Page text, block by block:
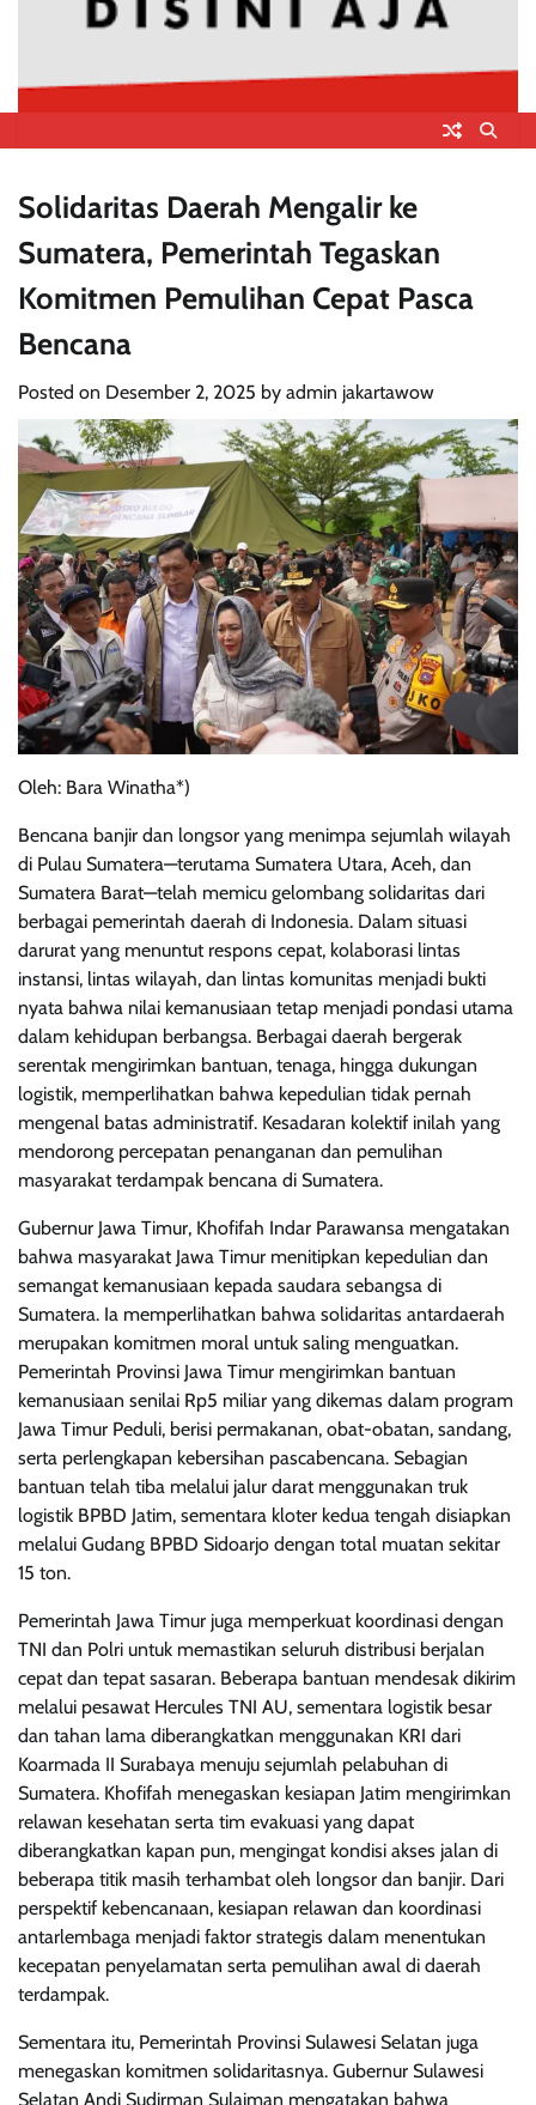
Solidaritas Daerah Mengalir ke
Sumatera, Pemerintah Tegaskan
Komitmen Pemulihan Cepat Pasca
Bencana
Posted on Desember 2, 2025 by admin jakartawow
Oleh: Bara Winatha*)
Bencana banjir dan longsor yang menimpa sejumlah wilayah
di Pulau Sumatera—terutama Sumatera Utara, Aceh, dan
Sumatera Barat—telah memicu gelombang solidaritas dari
berbagai pemerintah daerah di Indonesia. Dalam situasi
darurat yang menuntut respons cepat, kolaborasi lintas
instansi, lintas wilayah, dan lintas komunitas menjadi bukti
nyata bahwa nilai kemanusiaan tetap menjadi pondasi utama
dalam kehidupan berbangsa. Berbagai daerah bergerak
serentak mengirimkan bantuan, tenaga, hingga dukungan
logistik, memperlihatkan bahwa kepedulian tidak pernah
mengenal batas administratif. Kesadaran kolektif inilah yang
mendorong percepatan penanganan dan pemulihan
masyarakat terdampak bencana di Sumatera.
Gubernur Jawa Timur, Khofifah Indar Parawansa mengatakan
bahwa masyarakat Jawa Timur menitipkan kepedulian dan
semangat kemanusiaan kepada saudara sebangsa di
Sumatera. Ia memperlihatkan bahwa solidaritas antardaerah
merupakan komitmen moral untuk saling menguatkan.
Pemerintah Provinsi Jawa Timur mengirimkan bantuan
kemanusiaan senilai Rp5 miliar yang dikemas dalam program
Jawa Timur Peduli, berisi permakanan, obat-obatan, sandang,
serta perlengkapan kebersihan pascabencana. Sebagian
bantuan telah tiba melalui jalur darat menggunakan truk
logistik BPBD Jatim, sementara kloter kedua tengah disiapkan
melalui Gudang BPBD Sidoarjo dengan total muatan sekitar
15 ton.
Pemerintah Jawa Timur juga memperkuat koordinasi dengan
TNI dan Polri untuk memastikan seluruh distribusi berjalan
cepat dan tepat sasaran. Beberapa bantuan mendesak dikirim
melalui pesawat Hercules TNI AU, sementara logistik besar
dan tahan lama diberangkatkan menggunakan KRI dari
Koarmada II Surabaya menuju sejumlah pelabuhan di
Sumatera. Khofifah menegaskan kesiapan Jatim mengirimkan
relawan kesehatan serta tim evakuasi yang dapat
diberangkatkan kapan pun, mengingat kondisi akses jalan di
beberapa titik masih terhambat oleh longsor dan banjir. Dari
perspektif kebencanaan, kesiapan relawan dan koordinasi
antarlembaga menjadi faktor strategis dalam menentukan
kecepatan penyelamatan serta pemulihan awal di daerah
terdampak.
Sementara itu, Pemerintah Provinsi Sulawesi Selatan juga
menegaskan komitmen solidaritasnya. Gubernur Sulawesi
Selatan Andi Sudirman Sulaiman mengatakan bahwa